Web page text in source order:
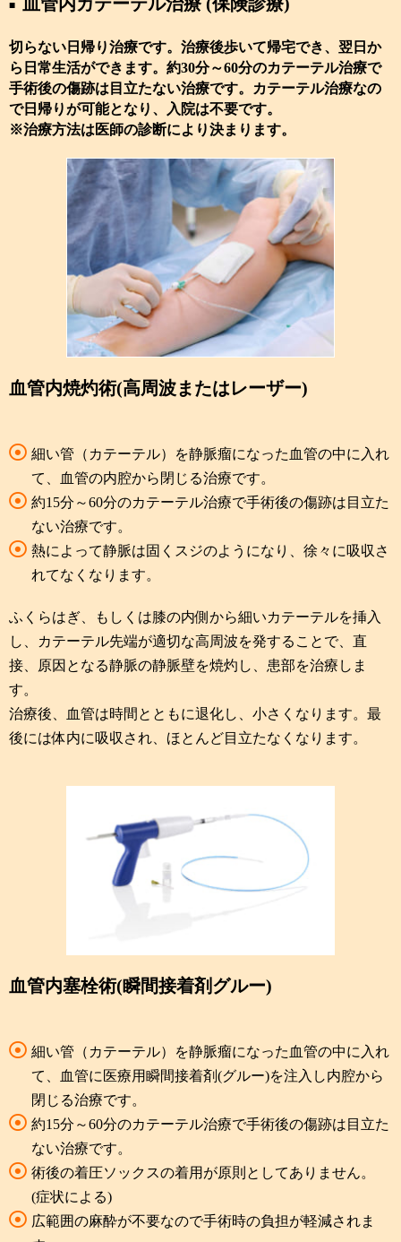
切らない日帰り治療です。治療後歩いて帰宅でき、翌日か
ら日常生活ができます。約30分～60分のカテーテル治療で
手術後の傷跡は目立たない治療です。カテーテル治療なの
で日帰りが可能となり、入院は不要です。
※治療方法は医師の診断により決まります。
血管内焼灼術(高周波またはレーザー)
細い管（カテーテル）を静脈瘤になった血管の中に入れ
て、血管の内腔から閉じる治療です。
約15分～60分のカテーテル治療で手術後の傷跡は目立た
ない治療です。
熱によって静脈は固くスジのようになり、徐々に吸収さ
れてなくなります。
ふくらはぎ、もしくは膝の内側から細いカテーテルを挿入
し、カテーテル先端が適切な高周波を発することで、直
接、原因となる静脈の静脈壁を焼灼し、患部を治療しま
す。
治療後、血管は時間とともに退化し、小さくなります。最
後には体内に吸収され、ほとんど目立たなくなります。
血管内塞栓術(瞬間接着剤グルー)
細い管（カテーテル）を静脈瘤になった血管の中に入れ
て、血管に医療用瞬間接着剤(グルー)を注入し内腔から
閉じる治療です。
約15分～60分のカテーテル治療で手術後の傷跡は目立た
ない治療です。
術後の着圧ソックスの着用が原則としてありません。
(症状による)
広範囲の麻酔が不要なので手術時の負担が軽減されま